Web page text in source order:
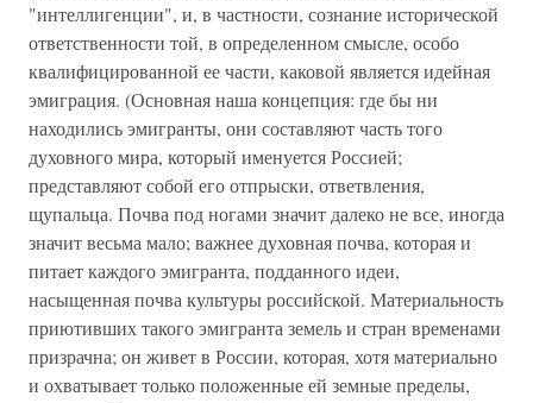
"интеллигенции", и, в частности, сознание исторической
ответственности той, в определенном смысле, особо
квалифицированной ее части, каковой является идейная
эмиграция. (Основная наша концепция: где бы ни
находились эмигранты, они составляют часть того
духовного мира, который именуется Россией;
представляют собой его отпрыски, ответвления,
щупальца. Почва под ногами значит далеко не все, иногда
значит весьма мало; важнее духовная почва, которая и
питает каждого эмигранта, подданного идеи,
насыщенная почва культуры российской. Материальность
приютивших такого эмигранта земель и стран временами
призрачна; он живет в России, которая, хотя материально
и охватывает только положенные ей земные пределы,